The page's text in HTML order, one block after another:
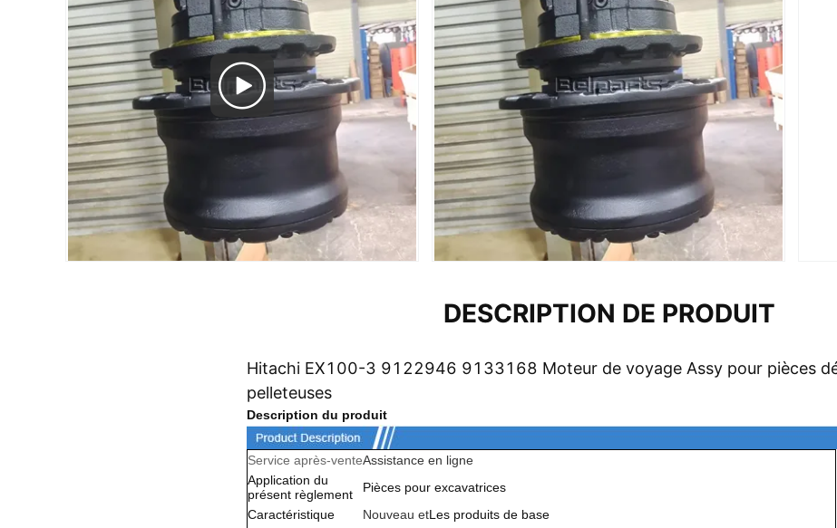
DESCRIPTION DE PRODUIT
Hitachi EX100-3 9122946 9133168 Moteur de voyage Assy pour pièces
pelleteuses
Description du produit
Service après-venteAssistance en ligne
Application du
présent règlement
Pièces pour excavatrices
Caractéristique
Nouveau etLes produits de base